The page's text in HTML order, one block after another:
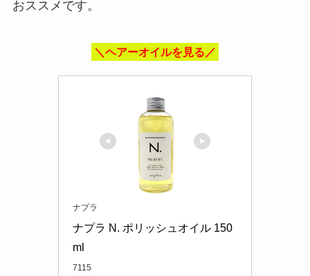
おススメです。
＼ヘアーオイルを見る／
ナプラ
ナプラ N. ポリッシュオイル 150
ml
7115